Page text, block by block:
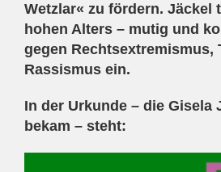
Wetzlar« zu fördern. Jäckel
hohen Alters – mutig und
gegen Rechtsextremismus,
Rassismus ein.
In der Urkunde – die Gisela
bekam – steht: